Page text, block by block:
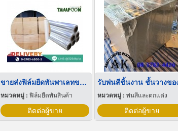
ขายส่งฟิล์มยืดพันพาเลทขนาดพันด้วยมือ Hand wrap
หมวดหมู่ : ฟิล์มยืดพันสินค้า
ติดต่อผู้ขาย
รับพ่นสีชิ้นงาน ชั้นวางขอ
หมวดหมู่ :พ่นสีและตกแต่ง
ติดต่อผู้ขาย